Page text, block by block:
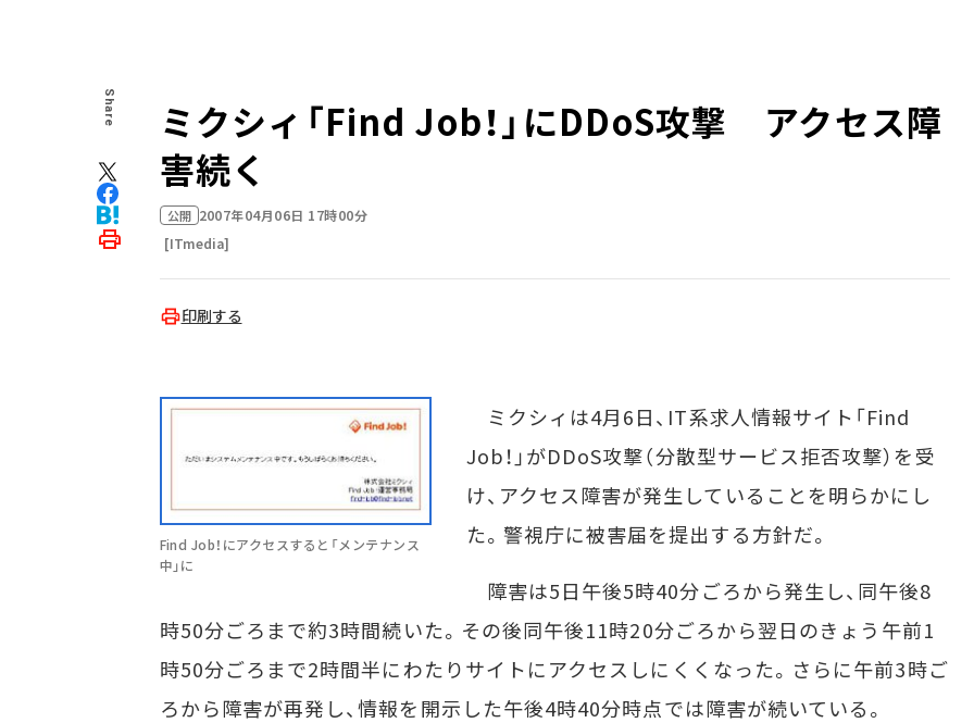
Share
ミクシィ「Find Job！」にDDoS攻撃 アクセス障
害続く
公開 2007年04月06日 17時00分
[ITmedia]
印刷する
Find Job！にアクセスすると「メンテナンス
中」に
ミクシィは4月6日、IT系求人情報サイト「Find
Job！」がDDoS攻撃（分散型サービス拒否攻撃）を受
け、アクセス障害が発生していることを明らかにし
た。警視庁に被害届を提出する方針だ。
障害は5日午後5時40分ごろから発生し、同午後8
時50分ごろまで約3時間続いた。その後同午後11時20分ごろから翌日のきょう午前1
時50分ごろまで2時間半にわたりサイトにアクセスしにくくなった。さらに午前3時ご
ろから障害が再発し、情報を開示した午後4時40分時点では障害が続いている。